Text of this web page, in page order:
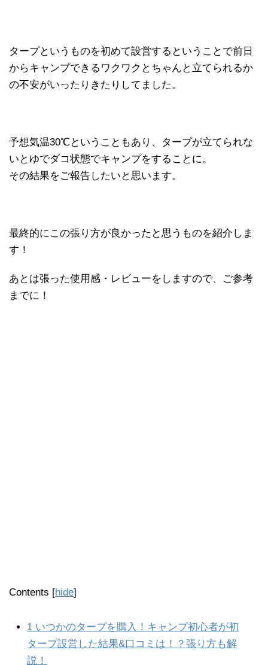
タープというものを初めて設営するということで前日
からキャンプできるワクワクとちゃんと立てられるか
の不安がいったりきたりしてました。
予想気温30℃ということもあり、タープが立てられな
いとゆでダコ状態でキャンプをすることに。
その結果をご報告したいと思います。
最終的にこの張り方が良かったと思うものを紹介しま
す！
あとは張った使用感・レビューをしますので、ご参考
までに！
Contents [hide]
1 いつかのタープを購入！キャンプ初心者が初
タープ設営した結果&口コミは！？張り方も解
説！